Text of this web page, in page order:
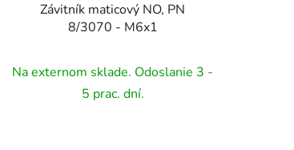
Závitník maticový NO, PN
8/3070 - M6x1
Na externom sklade. Odoslanie 3 -
5 prac. dní.